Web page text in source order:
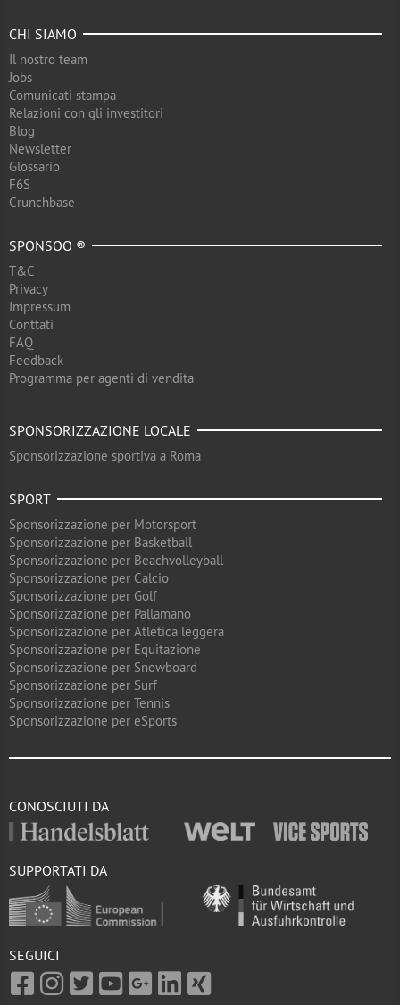
CHI SIAMO
Il nostro team
Jobs
Comunicati stampa
Relazioni con gli investitori
Blog
Newsletter
Glossario
F6S
Crunchbase
SPONSOO ®
T&C
Privacy
Impressum
Conttati
FAQ
Feedback
Programma per agenti di vendita
SPONSORIZZAZIONE LOCALE
Sponsorizzazione sportiva a Roma
SPORT
Sponsorizzazione per Motorsport
Sponsorizzazione per Basketball
Sponsorizzazione per Beachvolleyball
Sponsorizzazione per Calcio
Sponsorizzazione per Golf
Sponsorizzazione per Pallamano
Sponsorizzazione per Atletica leggera
Sponsorizzazione per Equitazione
Sponsorizzazione per Snowboard
Sponsorizzazione per Surf
Sponsorizzazione per Tennis
Sponsorizzazione per eSports
CONOSCIUTI DA
SUPPORTATI DA
SEGUICI